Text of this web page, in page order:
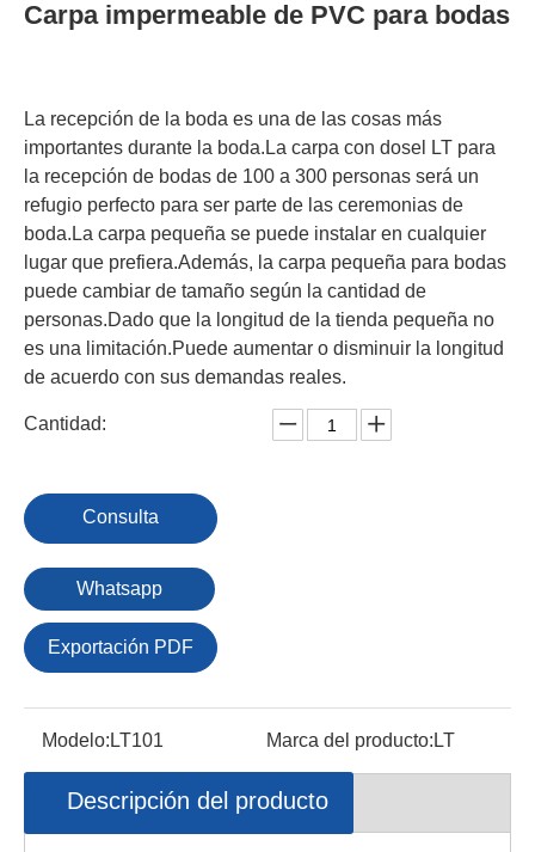
Carpa impermeable de PVC para bodas
La recepción de la boda es una de las cosas más
importantes durante la boda.La carpa con dosel LT para
la recepción de bodas de 100 a 300 personas será un
refugio perfecto para ser parte de las ceremonias de
boda.La carpa pequeña se puede instalar en cualquier
lugar que prefiera.Además, la carpa pequeña para bodas
puede cambiar de tamaño según la cantidad de
personas.Dado que la longitud de la tienda pequeña no
es una limitación.Puede aumentar o disminuir la longitud
de acuerdo con sus demandas reales.
Cantidad:
Consulta
Whatsapp
Exportación PDF
Modelo: LT101 Marca del producto: LT
Descripción del producto